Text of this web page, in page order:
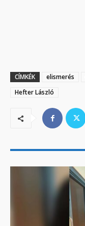
CÍMKÉK elismerés
Hefter László